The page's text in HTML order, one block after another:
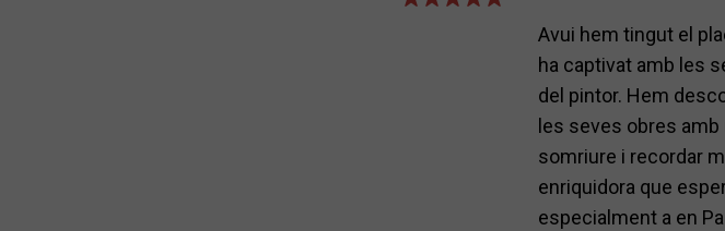
Avui hem tingut el
ha captivat amb les
del pintor. Hem
les seves obres
somriure i recordar
enriquidora que
especialment a en